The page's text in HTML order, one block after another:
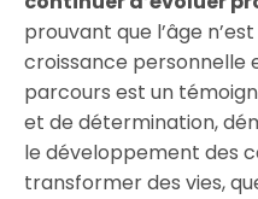
prouvant que l’âge
croissance personnelle
parcours est un
et de détermination,
le développement des
transformer des vies,